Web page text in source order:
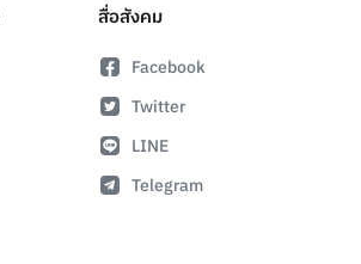
สื่อสังคม
Facebook
Twitter
LINE
Telegram